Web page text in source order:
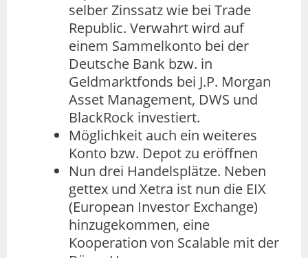
selber Zinssatz wie bei Trade
Republic. Verwahrt wird auf
einem Sammelkonto bei der
Deutsche Bank bzw. in
Geldmarktfonds bei J.P. Morgan
Asset Management, DWS und
BlackRock investiert.
Möglichkeit auch ein weiteres
Konto bzw. Depot zu eröffnen
Nun drei Handelsplätze. Neben
gettex und Xetra ist nun die EIX
(European Investor Exchange)
hinzugekommen, eine
Kooperation von Scalable mit der